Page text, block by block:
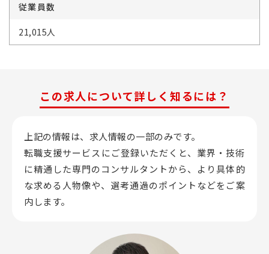
従業員数
21,015人
この求人について詳しく知るには？
上記の情報は、求人情報の一部のみです。
転職支援サービスにご登録いただくと、業界・技術
に精通した専門のコンサルタントから、 より具体的
な求める人物像や、選考通過のポイントなどをご案
内します。